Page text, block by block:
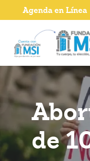
de
Agenda en Línea